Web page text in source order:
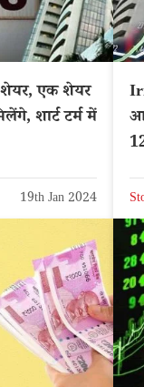
शेयर, एक शेयर
शार्ट टर्म में
19th Jan 2024